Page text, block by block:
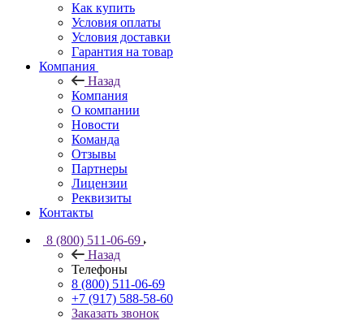
Как купить
Условия оплаты
Условия доставки
Гарантия на товар
Компания
Назад
Компания
О компании
Новости
Команда
Отзывы
Партнеры
Лицензии
Реквизиты
Контакты
8 (800) 511-06-69
Назад
Телефоны
8 (800) 511-06-69
+7 (917) 588-58-60
Заказать звонок